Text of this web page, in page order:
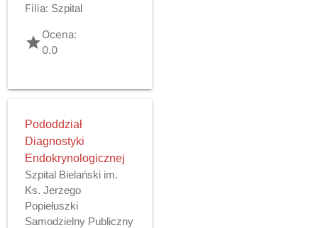
Filia: Szpital
gradeOcena:
0.0
Pododdział
Diagnostyki
Endokrynologicznej
Szpital Bielański im.
Ks. Jerzego
Popiełuszki
Samodzielny Publiczny